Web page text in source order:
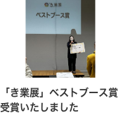
「き業展」ベストブース賞
受賞いたしました